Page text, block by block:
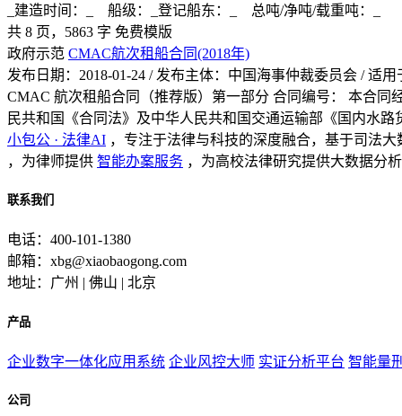
_建造时间：_ 船级：_登记船东：_ 总吨/净吨/载重吨：_
共 8 页，5863 字 免费模版
政府示范 CMAC航次租船合同(2018年)
发布日期：2018-01-24 / 发布主体：中国海事仲裁委员会 / 适
CMAC 航次租船合同（推荐版）第一部分 合同编号： 本合
民共和国《合同法》及中华人民共和国交通运输部《国内水路
小包公 · 法律AI ，专注于法律与科技的深度融合，基于司法
，为律师提供 智能办案服务 ，为高校法律研究提供大数据分
联系我们
电话：400-101-1380
邮箱：xbg@xiaobaogong.com
地址：广州 | 佛山 | 北京
产品
企业数字一体化应用系统 企业风控大师 实证分析平台 智能量
公司